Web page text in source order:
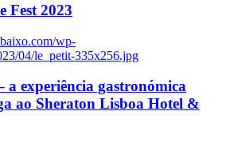
Fest 2023
wp-
04/le_petit-335x256.jpg
a experiência gastronómica
ao Sheraton Lisboa Hotel &